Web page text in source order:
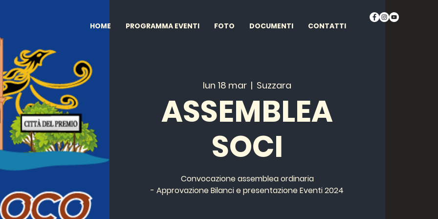
HOME PROGRAMMA EVENTI FOTO DOCUMENTI CONTATTI
lun 18 mar
  |
Suzzara
ASSEMBLEA
SOCI
Convocazione assemblea ordinaria
- Approvazione Bilanci e presentazione Eventi 2024